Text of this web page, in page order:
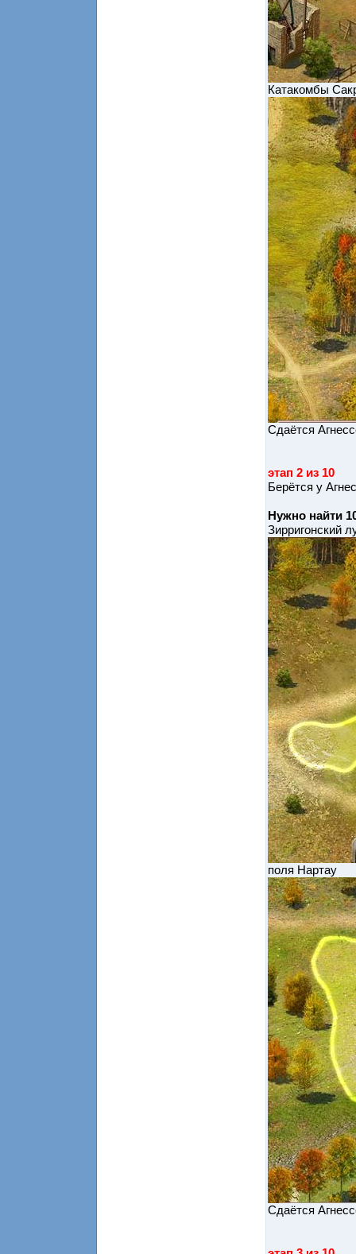
Катакомбы
Сдаётся
этап 2 из 10
Берётся у
Нужно найти
Зирригонский
поля Нартау
Сдаётся